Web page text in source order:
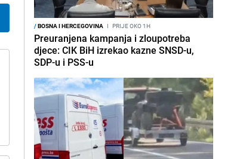
/BOSNA I HERCEGOVINA I PRIJE OKO 1H
Preuranjena kampanja i zloupotreba
djece: CIK BiH izrekao kazne SNSD-u,
SDP-u i PSS-u